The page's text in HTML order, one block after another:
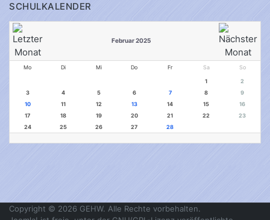
SCHULKALENDER
Februar 2025
Mo Di Mi Do Fr Sa So
1
2
3
4 5 6 7 8
9
10
11 12 13 14 15
16
17
18 19 20 21 22
23
24
25 26 27 28
Copyright © 2026 GEHW. Alle Rechte vorbehalten.